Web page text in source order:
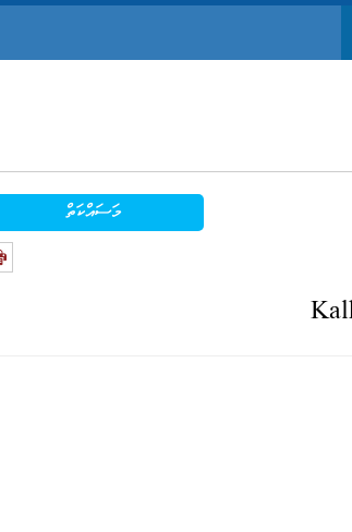
މަސައްކަތް